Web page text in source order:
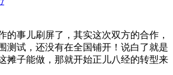
的事儿刷屏了，其实这次双方的合作，
测试，还没有在全国铺开！说白了就是
摊子能做，那就开始正儿八经的转型来